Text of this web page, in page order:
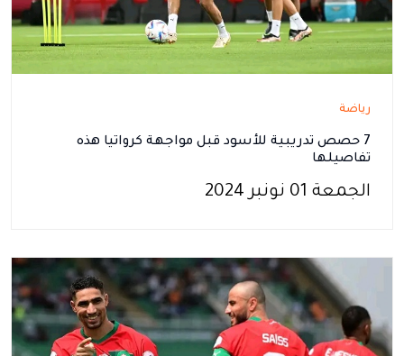
رياضة
7 حصص تدريبية للأسود قبل مواجهة كرواتيا هذه
تفاصيلها
الجمعة 01 نونبر 2024